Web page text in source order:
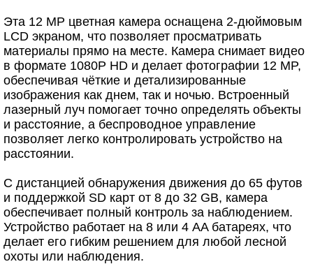
Эта 12 MP цветная камера оснащена 2-дюймовым
LCD экраном, что позволяет просматривать
материалы прямо на месте. Камера снимает видео
в формате 1080P HD и делает фотографии 12 MP,
обеспечивая чёткие и детализированные
изображения как днем, так и ночью. Встроенный
лазерный луч помогает точно определять объекты
и расстояние, а беспроводное управление
позволяет легко контролировать устройство на
расстоянии.
С дистанцией обнаружения движения до 65 футов
и поддержкой SD карт от 8 до 32 GB, камера
обеспечивает полный контроль за наблюдением.
Устройство работает на 8 или 4 AA батареях, что
делает его гибким решением для любой лесной
охоты или наблюдения.